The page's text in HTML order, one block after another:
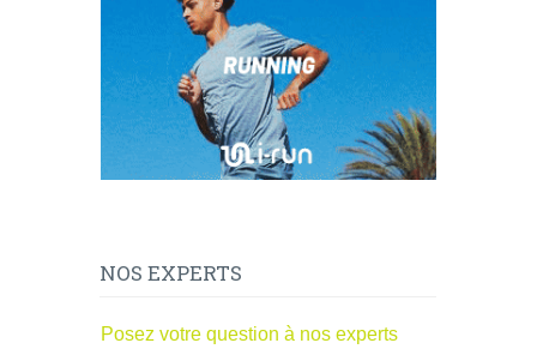
NOS EXPERTS
Posez votre question à nos experts